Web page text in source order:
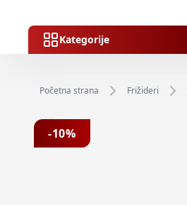
Kategorije
Početna strana Frižideri
Previous slide
-10%